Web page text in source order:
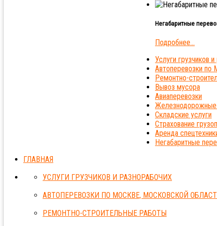
Негабаритные
Подробнее...
Услуги грузчиков
Автоперевозки по
Ремонтно-
Вывоз мусора
Авиаперевозки
Железнодорожные
Складские услуги
Страхование
Аренда
Негабаритные
ГЛАВНАЯ
УСЛУГИ ГРУЗЧИКОВ И РАЗНОРАБОЧИХ
АВТОПЕРЕВОЗКИ ПО МОСКВЕ, МОСКОВСКОЙ
РЕМОНТНО-СТРОИТЕЛЬНЫЕ РАБОТЫ